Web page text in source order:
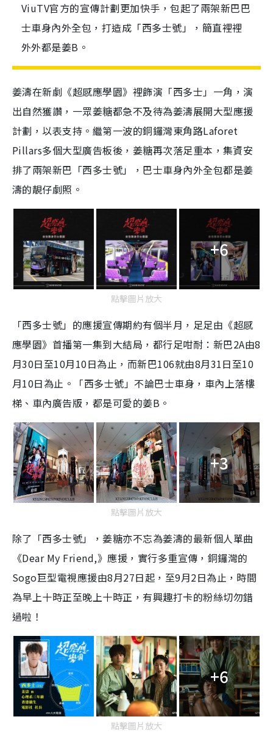
ViuTV官方的宣傳計劃更加快手，包起了兩架新巴巴
士車身內外全包，打造成「西多士號」，簡直裡裡
外外都是姜B。
姜濤在新劇《超感應學園》裡飾演「西多士」一角，演
出自然獲讚，一眾姜糖都急不及待為姜濤展開大型應援
計劃，以表支持。繼第一波的銅鑼灣東角路Laforet
Pillars多個大型廣告板後，姜糖再次落足重本，集資安
排了兩架新巴「西多士號」，巴士車身內外全包都是姜
濤的靚仔劇照。
+6
點擊圖片放大
「西多士號」的應援宣傳期約有個半月，足足由《超感
應學園》首播第一集到大結局，都行足咁耐：新巴2A由8
月30日至10月10日為止，而新巴106就由8月31日至10
月10日為止。「西多士號」不論巴士車身，車內上落樓
梯、車內廣告版，都是可愛的姜B。
+3
點擊圖片放大
除了「西多士號」，姜糖亦不忘為姜濤的最新個人單曲
《Dear My Friend,》應援，實行多重宣傳，銅鑼灣的
Sogo巨型電視應援由8月27日起，至9月2日為止，時間
為早上十時正至晚上十時正，有興趣打卡的粉絲切勿錯
過啦！
+6
點擊圖片放大